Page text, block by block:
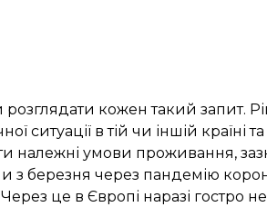
кожен такий запит.
ситуації в тій чи іншій
належні умови проживання,
березня через пандемію
це в Європі наразі гостро